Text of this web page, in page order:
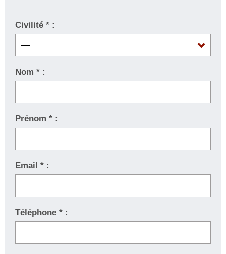
Civilité * :
Nom * :
Prénom * :
Email * :
Téléphone * :